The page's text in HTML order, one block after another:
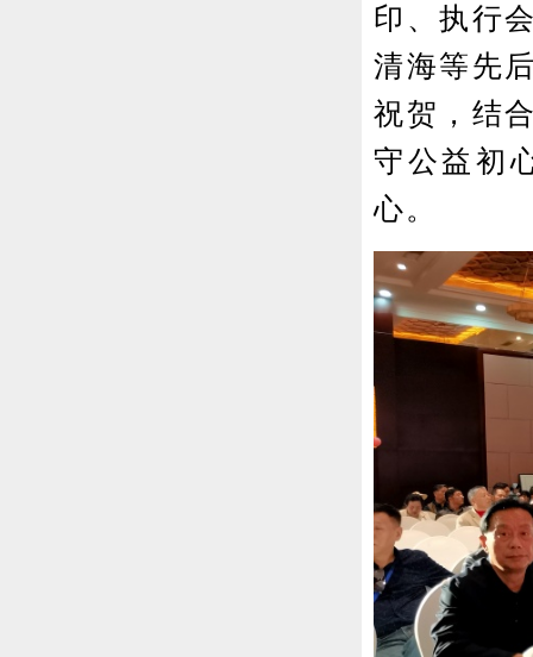
印、执行
清海等先
祝贺，结
守公益初
心。